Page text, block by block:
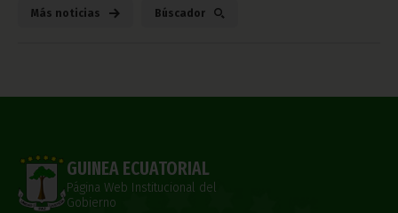
Más noticias Búscador
GUINEA ECUATORIAL
Página Web Institucional del
Gobierno